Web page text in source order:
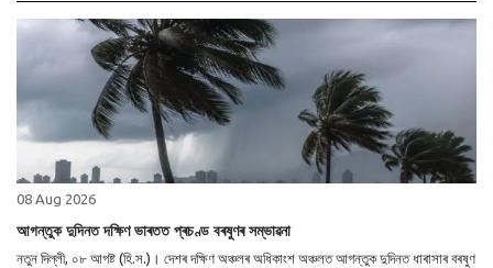
08 Aug 2026
আগন্তুক দুদিনত দক্ষিণ ভাৰতত প্ৰচণ্ড বৰষুণৰ সম্ভাৱনা
নতুন দিল্লী, ০৮ আগষ্ট (হি.স.)। দেশৰ দক্ষিণ অঞ্চলৰ অধিকাংশ অঞ্চলত আগন্তুক দুদিনত ধাৰাসাৰ বৰষুণ